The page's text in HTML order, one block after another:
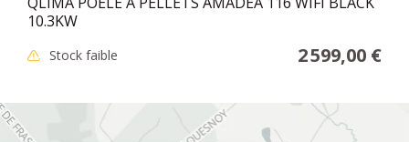
10.3KW
Stock faible 2 599,00 €